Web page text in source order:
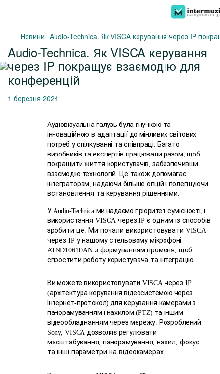
Новини Audio-Technica. Як VISCA керування через IP
Audio-Technica. Як VISCA керування
через IP покращує взаємодію для
конференцій
1 березня 2024
Аудіовізуальна галузь була гнучкою та
інноваційною в адаптації до мінливих світових
потреб у спілкуванні та співпраці. Багато
виробників таекспертів працювали разом,щоб
покращити життя користувачів,забезпечивши
взаємодію технологій. Це також допомагає
інтеграторам,надаючи більше опцій і полегшуючи
встановлення та керування рішеннями.
УAudio-Technica ми надаємо пріоритет сумісності,і
використанняVISCA черезIP є одним із способів
зробити це. Ми почали використовувати VISCA
через IP у нашому стельовому мікрофоні
ATND1061DAN з формуванням променя, щоб
спростити роботу користувача та інтеграцію.
Ви можете використовувати VISCA черезIP
(архітектура керування відеосистемою через
Інтернет-протокол) для керування камерами з
панорамуванням і нахилом(PTZ) та іншим
відеообладнанням через мережу. Розроблений
Sony, VISCA дозволяє регулювати
масштабування,панорамування, нахил, фокус
та інші параметри на відеокамерах.